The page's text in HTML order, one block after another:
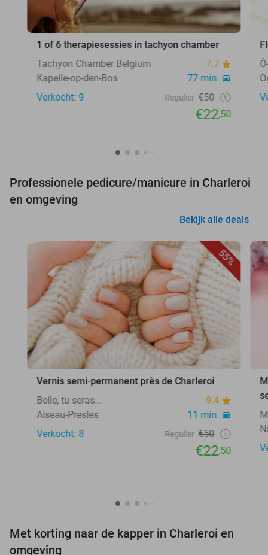
1 of 6 therapiesessies in tachyon chamber
Tachyon Chamber Belgium
7.7
Kapelle-op-den-Bos
77 min.
Verkocht: 9
Regulier €50
€22,50
Professionele pedicure/manicure in Charleroi
en omgeving
Bekijk alle deals
55%
Vernis semi-permanent près de Charleroi
Belle, tu seras...
9.4
Aiseau-Presles
11 min.
Verkocht: 8
Regulier €50
€22,50
Met korting naar de kapper in Charleroi en
omgeving